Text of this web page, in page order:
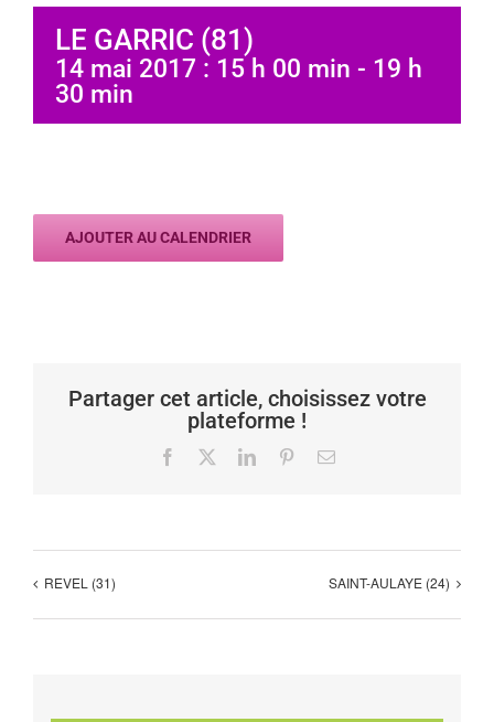
LE GARRIC (81)
14 mai 2017 : 15 h 00 min - 19 h
30 min
AJOUTER AU CALENDRIER
Partager cet article, choisissez votre
plateforme !
Facebook LinkedInPinterestEmail
REVEL (31) SAINT-AULAYE (24)